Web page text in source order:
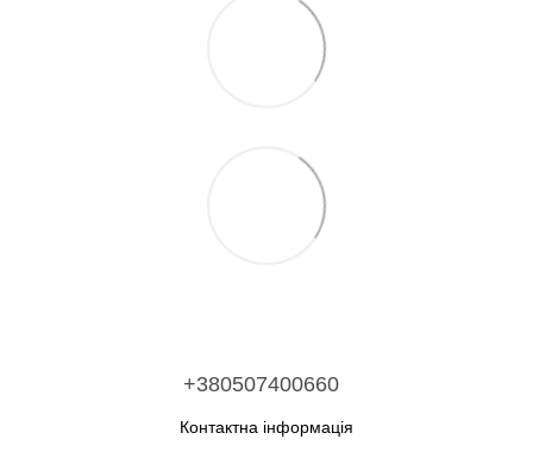
+380507400660
Контактна інформація